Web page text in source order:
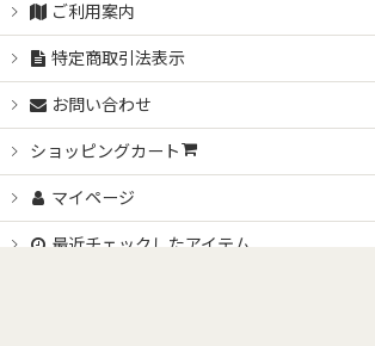
ご利用案内
特定商取引法表示
お問い合わせ
ショッピングカート
マイページ
最近チェックしたアイテム